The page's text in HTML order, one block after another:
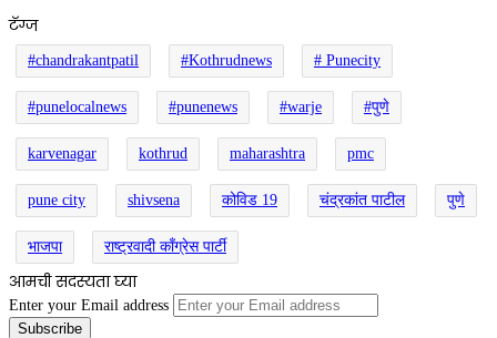
टॅग्ज
#chandrakantpatil #Kothrudnews # Punecity
#punelocalnews #punenews #warje #पुणे
karvenagar kothrud maharashtra pmc
pune city shivsena कोविड 19 चंद्रकांत पाटील पुणे
भाजपा राष्ट्रवादी काँग्रेस पार्टी
आमची सदस्यता घ्या
Enter your Email address